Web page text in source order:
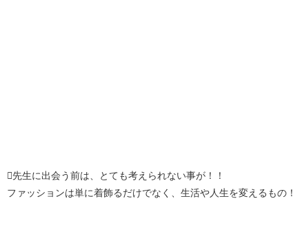
先生に出会う前は、とても考えられない事が！！
ファッションは単に着飾るだけでなく、生活や人生を変えるもの！